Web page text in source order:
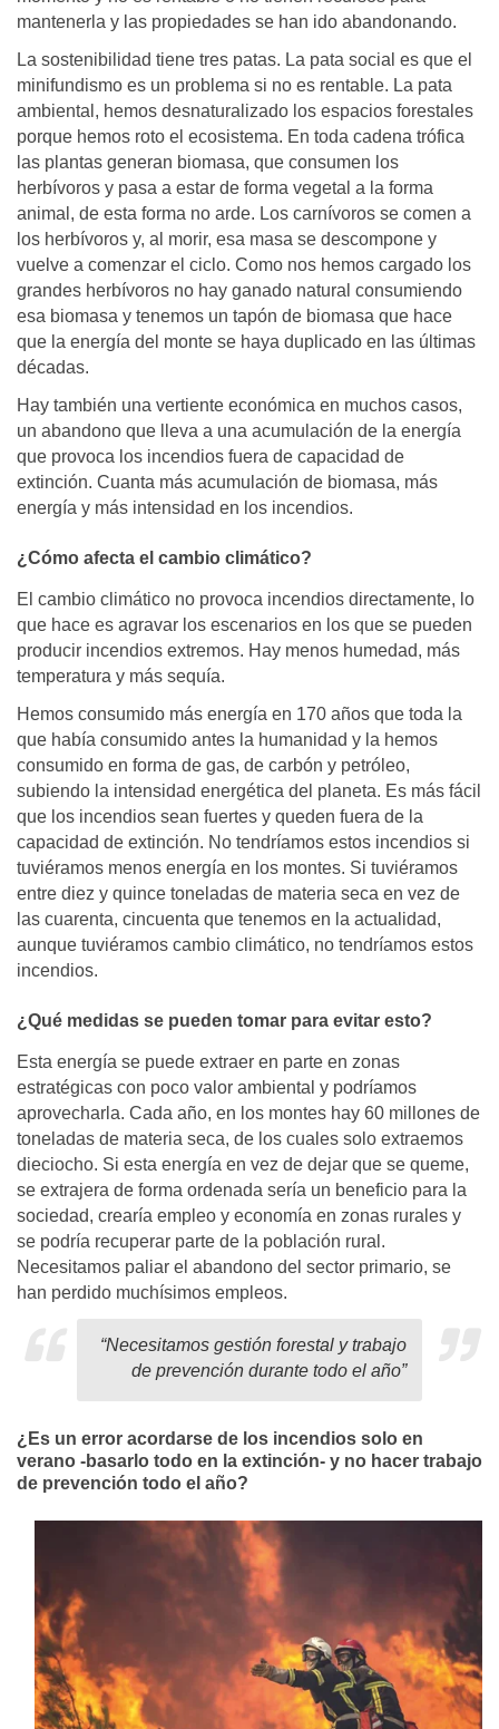
mantenerla y las propiedades se han ido abandonando.
La sostenibilidad tiene tres patas. La pata social es que el
minifundismo es un problema si no es rentable. La pata
ambiental, hemos desnaturalizado los espacios forestales
porque hemos roto el ecosistema. En toda cadena trófica
las plantas generan biomasa, que consumen los
herbívoros y pasa a estar de forma vegetal a la forma
animal, de esta forma no arde. Los carnívoros se comen a
los herbívoros y, al morir, esa masa se descompone y
vuelve a comenzar el ciclo. Como nos hemos cargado los
grandes herbívoros no hay ganado natural consumiendo
esa biomasa y tenemos un tapón de biomasa que hace
que la energía del monte se haya duplicado en las últimas
décadas.
Hay también una vertiente económica en muchos casos,
un abandono que lleva a una acumulación de la energía
que provoca los incendios fuera de capacidad de
extinción. Cuanta más acumulación de biomasa, más
energía y más intensidad en los incendios.
¿Cómo afecta el cambio climático?
El cambio climático no provoca incendios directamente, lo
que hace es agravar los escenarios en los que se pueden
producir incendios extremos. Hay menos humedad, más
temperatura y más sequía.
Hemos consumido más energía en 170 años que toda la
que había consumido antes la humanidad y la hemos
consumido en forma de gas, de carbón y petróleo,
subiendo la intensidad energética del planeta. Es más fácil
que los incendios sean fuertes y queden fuera de la
capacidad de extinción. No tendríamos estos incendios si
tuviéramos menos energía en los montes. Si tuviéramos
entre diez y quince toneladas de materia seca en vez de
las cuarenta, cincuenta que tenemos en la actualidad,
aunque tuviéramos cambio climático, no tendríamos estos
incendios.
¿Qué medidas se pueden tomar para evitar esto?
Esta energía se puede extraer en parte en zonas
estratégicas con poco valor ambiental y podríamos
aprovecharla. Cada año, en los montes hay 60 millones de
toneladas de materia seca, de los cuales solo extraemos
dieciocho. Si esta energía en vez de dejar que se queme,
se extrajera de forma ordenada sería un beneficio para la
sociedad, crearía empleo y economía en zonas rurales y
se podría recuperar parte de la población rural.
Necesitamos paliar el abandono del sector primario, se
han perdido muchísimos empleos.
“Necesitamos gestión forestal y trabajo
de prevención durante todo el año”
¿Es un error acordarse de los incendios solo en
verano -basarlo todo en la extinción- y no hacer trabajo
de prevención todo el año?